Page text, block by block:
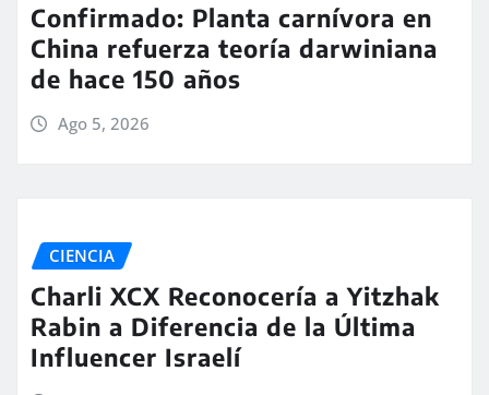
Confirmado: Planta carnívora en
China refuerza teoría darwiniana
de hace 150 años
Ago 5, 2026
CIENCIA
Charli XCX Reconocería a Yitzhak
Rabin a Diferencia de la Última
Influencer Israelí